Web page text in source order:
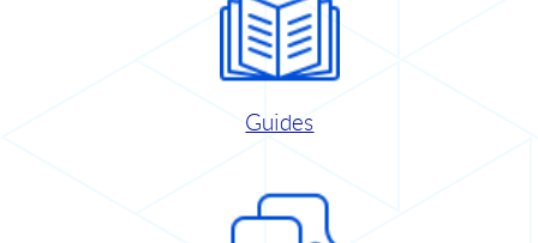
Guides